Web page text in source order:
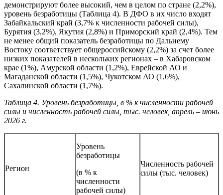
демонстрируют более высокий, чем в целом по стране (2,2%),
уровень безработицы (Таблица 4). В ДФО в их число входят
Забайкальский край (3,7% к численности рабочей силы),
Бурятия (3,2%), Якутия (2,8%) и Приморский край (2,4%). Тем
не менее общий показатель безработицы по Дальнему
Востоку соответствует общероссийскому (2,2%) за счет более
низких показателей в нескольких регионах – в Хабаровском
крае (1%), Амурской области (1,2%), Еврейской АО и
Магаданской области (1,5%), Чукотском АО (1,6%),
Сахалинской области (1,7%).
Таблица 4. Уровень безработицы, в % к численности рабочей
силы и численность рабочей силы, тыс. человек, апрель – июнь
2026 г.
Регион
Уровень
безработицы
(в % к
численности
рабочей силы)
Численность рабочей
силы (тыс. человек)